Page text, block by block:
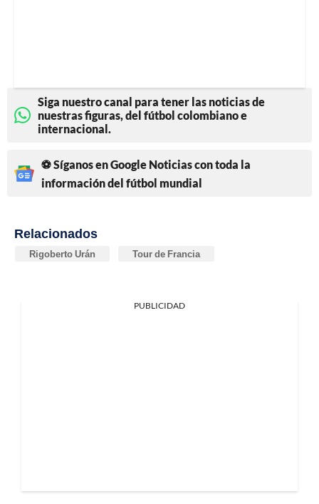
Siga nuestro canal para tener las noticias de
nuestras figuras, del fútbol colombiano e
internacional.
⚽ Síganos en Google Noticias con toda la
información del fútbol mundial
Relacionados
Rigoberto Urán Tour de Francia
PUBLICIDAD